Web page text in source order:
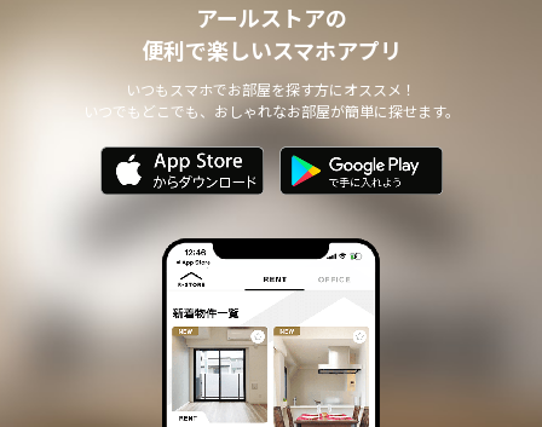
アールストアの
便利で楽しいスマホアプリ
いつもスマホでお部屋を探す方にオススメ！
いつでもどこでも、おしゃれなお部屋が簡単に探せます。